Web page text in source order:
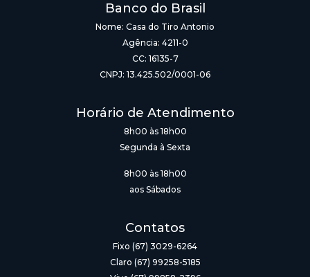
Banco do Brasil
Nome: Casa do Tiro Antonio
Agência: 4211-0
CC: 16135-7
CNPJ: 13.425.502/0001-06
Horário de Atendimento
8h00 às 18h00
Segunda à Sexta
8h00 às 18h00
aos Sábados
Contatos
Fixo (67) 3029-6264
Claro (67) 99258-5185